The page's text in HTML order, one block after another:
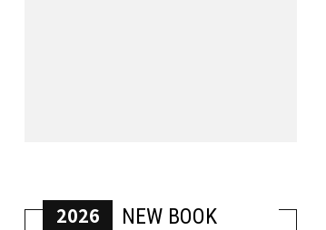
2026 NEW BOOK